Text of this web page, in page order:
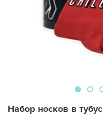
Набор носков в